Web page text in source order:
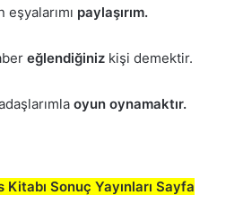
eşyalarımı paylaşırım.
eğlendiğiniz kişi demektir.
oyun oynamaktır.
Kitabı Sonuç Yayınları Sayfa